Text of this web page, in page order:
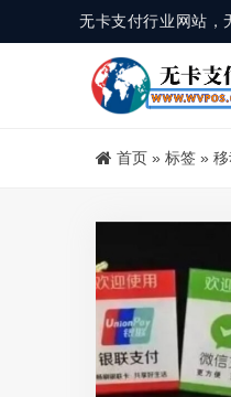
无卡支付行业网站，
首页 » 标签 »